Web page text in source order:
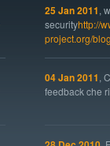
25 Jan 2011,
securityhttp://
project.org/
04 Jan 2011,
feedback che